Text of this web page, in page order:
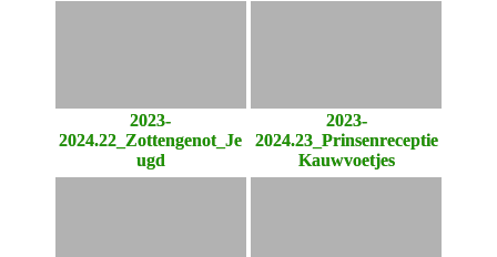
2023-
2024.22_Zottengenot_Je
ugd
2023-
2024.23_Prinsenreceptie
Kauwvoetjes